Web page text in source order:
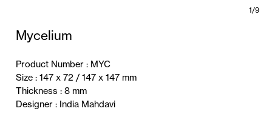
1/9
Mycelium
Product Number : MYC
Size : 147 x 72 / 147 x 147 mm
Thickness : 8 mm
Designer : India Mahdavi